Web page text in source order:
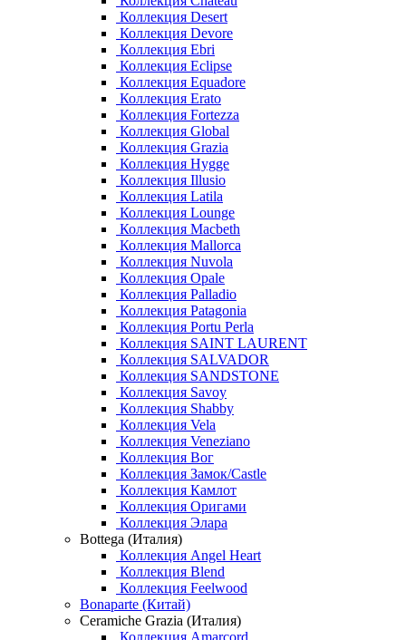
Коллекция Desert
Коллекция Devore
Коллекция Ebri
Коллекция Eclipse
Коллекция Equadore
Коллекция Erato
Коллекция Fortezza
Коллекция Global
Коллекция Grazia
Коллекция Hygge
Коллекция Illusio
Коллекция Latila
Коллекция Lounge
Коллекция Macbeth
Коллекция Mallorca
Коллекция Nuvola
Коллекция Opale
Коллекция Palladio
Коллекция Patagonia
Коллекция Portu Perla
Коллекция SAINT LAURENT
Коллекция SALVADOR
Коллекция SANDSTONE
Коллекция Savoy
Коллекция Shabby
Коллекция Vela
Коллекция Veneziano
Коллекция Вог
Коллекция Замок/Castle
Коллекция Камлот
Коллекция Оригами
Коллекция Элара
Bottega (Италия)
Коллекция Angel Heart
Коллекция Blend
Коллекция Feelwood
Bonaparte (Китай)
Ceramiche Grazia (Италия)
Коллекция Amarcord